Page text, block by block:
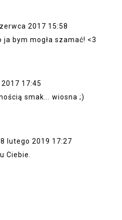
2017 15:58
ja bym mogła szamać! <3
17:45
smak... wiosna ;)
lutego 2019 17:27
Ciebie.